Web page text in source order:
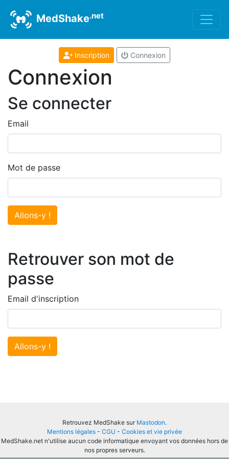
MedShake.net
Inscription Connexion
Connexion
Se connecter
Email
Mot de passe
Allons-y !
Retrouver son mot de
passe
Email d'inscription
Allons-y !
Retrouvez MedShake sur Mastodon.
Mentions légales - CGU - Cookies et vie privée
MedShake.net n'utilise aucun code informatique envoyant vos données hors de
nos propres serveurs.